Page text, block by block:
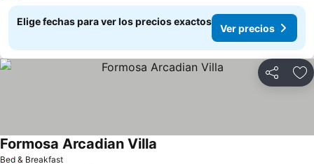
Elige fechas para ver los precios exactos
Ver precios
Compartir
Bed & Breakfast
Formosa Arcadian Villa